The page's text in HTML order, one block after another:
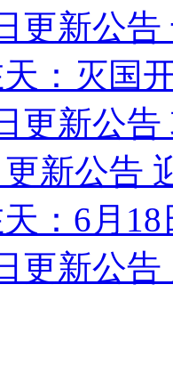
更新公
：灭国
更新公
新公告
：6月18
更新公